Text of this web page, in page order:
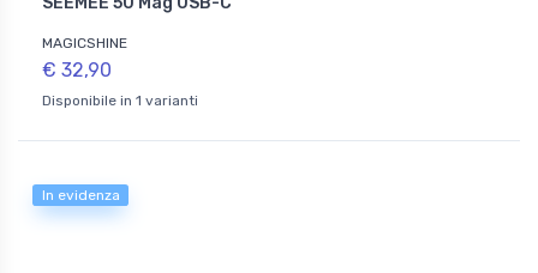
MAGICSHINE
€ 32,90
Disponibile in 1 varianti
In evidenza